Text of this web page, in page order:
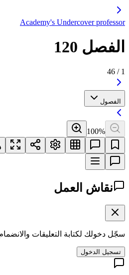
Academy's Undercover
العمل
لكتابة التعليقات والانضمام للمجتمع.